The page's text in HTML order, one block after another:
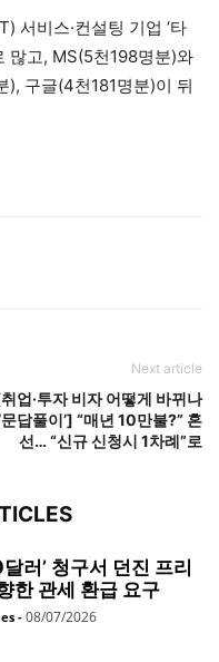
서비스·컨설팅 기업 ‘타
많고, MS(5천198명분)와
구글(4천181명분)이 뒤
Next article
업·투자 비자 어떻게 바뀌나
문답풀이’] “매년 10만불?” 혼
선… “신규 신청시 1차례”로
러’ 청구서 던진 프리
한 관세 환급 요구
- 08/07/2026